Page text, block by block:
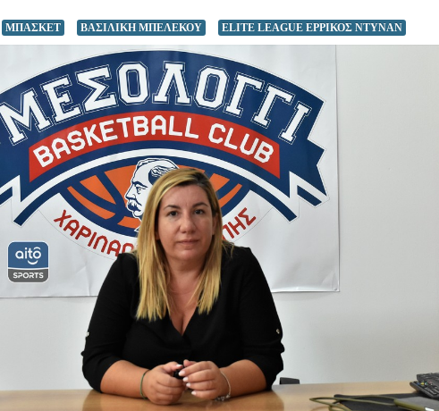
ΜΠΑΣΚΕΤ ΒΑΣΙΛΙΚΗ ΜΠΕΛΕΚΟΥ ELITE LEAGUE ΕΡΡΙΚΟΣ ΝΤΥΝΑΝ